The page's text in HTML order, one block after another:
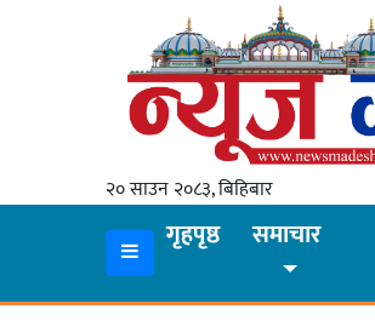
२० साउन २०८३, बिहिबार
गृहपृष्ठ समाचार